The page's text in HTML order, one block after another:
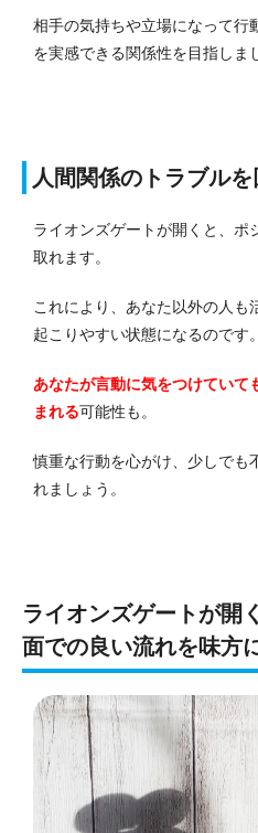
相手の気持ちや立場になって行
を実感できる関係性を目指しま
人間関係のトラブル
ライオンズゲートが開くと、ポ
取れます。
これにより、あなた以外の人も
起こりやすい状態になるのです。
あなたが言動に気をつけていて
まれる可能性も。
慎重な行動を心がけ、少しでも
れましょう。
ライオンズゲートが開
面での良い流れを味方